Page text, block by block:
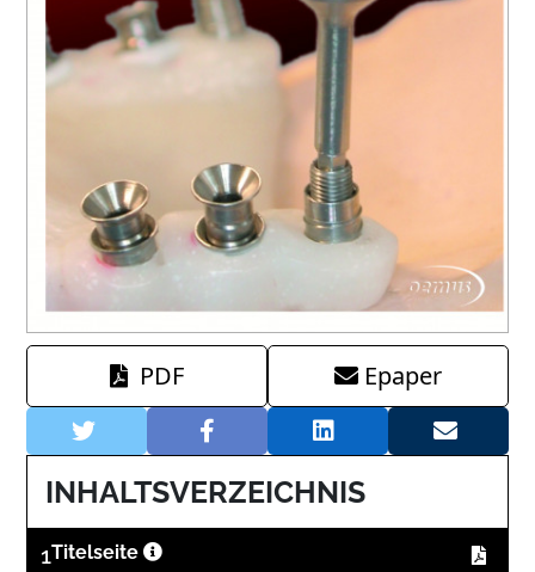
PDF Epaper
INHALTSVERZEICHNIS
1Titelseite